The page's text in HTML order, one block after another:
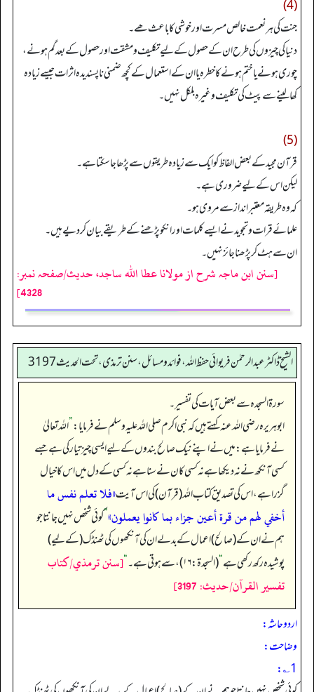
(4)
جنت کی ہر نعمت خالص مسرت اور خوشی کا باعث ھے۔
دنیا کی چیزوں کی طرح ان کے حصول کے لیے تکلیف و مشقت اور حصول کے بعد گم ہونے،
چوری ہونے یا ختم ہونے کا خطرہ یا ان کے استعمال کے کچھ ضمنی ناپسندیدہ اثرات جیسے زیادہ
کھا لینے سے پیٹ کی تکلیف وغیرہ بلکل نہیں۔
(5)
قرآن مجید کے بعض الفاظ کو ایک سے زیادہ طریقوں سے پڑھا جا سکتا ہے۔
لیکن اس کے لیے ضروری ہے۔
کہ وہ طریقہ معتبر انداز سے مروی ہو۔
علمائے قرات و تجوید نے ایسے کلمات اورانکو پڑھنے کے طریقے بیان کر دیے ہیں۔
ان سے ہٹ کر پڑھنا جائز نہیں۔
[سنن ابن ماجہ شرح از مولانا عطا الله ساجد، حدیث/صفحہ نمبر:
4328]
الشیخ ڈاکٹر عبد الرحمٰن فریوائی حفظ اللہ، فوائد و مسائل، سنن ترمذی، تحت الحديث 3197
سورۃ السجدہ سے بعض آیات کی تفسیر۔
ابوہریرہ رضی الله عنہ کہتے ہیں کہ نبی اکرم صلی اللہ علیہ وسلم نے فرمایا:”اللہ تعالیٰ
نے فرمایا ہے: میں نے اپنے نیک صالح بندوں کے لیے ایسی چیز تیار کی ہے جسے
کسی آنکھ نے نہ دیکھا ہے نہ کسی کان نے سنا ہے نہ کسی کے دل میں اس کا خیال
گزرا ہے، اس کی تصدیق کتاب اللہ (قرآن) کی اس آیت«فلا تعلم نفس ما
أخفي لهم من قرة أعين جزاء بما كانوا يعملون»”کوئی شخص نہیں جانتا جو
ہم نے ان کے (صالح) اعمال کے بدلے ان کی آنکھوں کی ٹھنڈک (کے لیے)
پوشیدہ رکھ رکھی ہے“(السجدۃ: ۱۶)، سے ہوتی ہے۔‏‏‏‏ “[سنن ترمذي/كتاب
تفسير القرآن/حدیث: 3197]
اردو حاشہ:
وضاحت:
1؎: